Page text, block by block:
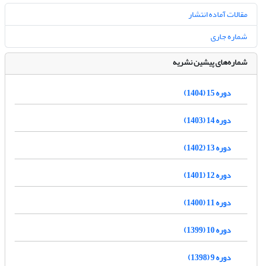
مقالات آماده انتشار
شماره جاری
شماره‌های پیشین نشریه
دوره 15 (1404)
دوره 14 (1403)
دوره 13 (1402)
دوره 12 (1401)
دوره 11 (1400)
دوره 10 (1399)
دوره 9 (1398)